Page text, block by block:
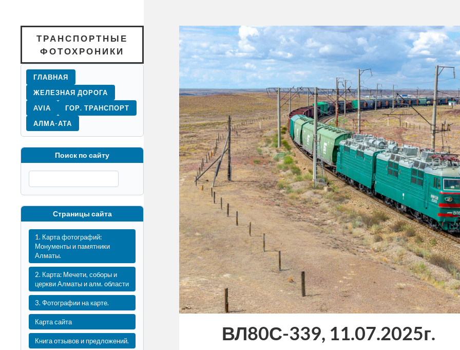
ТРАНСПОРТНЫЕ
ФОТОХРОНИКИ
ГЛАВНАЯ
ЖЕЛЕЗНАЯ ДОРОГА
AVIA
ГОР. ТРАНСПОРТ
АЛМА-АТА
Поиск по сайту
Страницы сайта
1. Карта фотографий:
Монументы и памятники
Алматы.
2. Карта: Мечети, соборы и
церкви Алматы и алм. области
3. Фотографии на карте.
Карта сайта
Книга отзывов и предложений. ВЛ80С-339, 11.07.2025г.